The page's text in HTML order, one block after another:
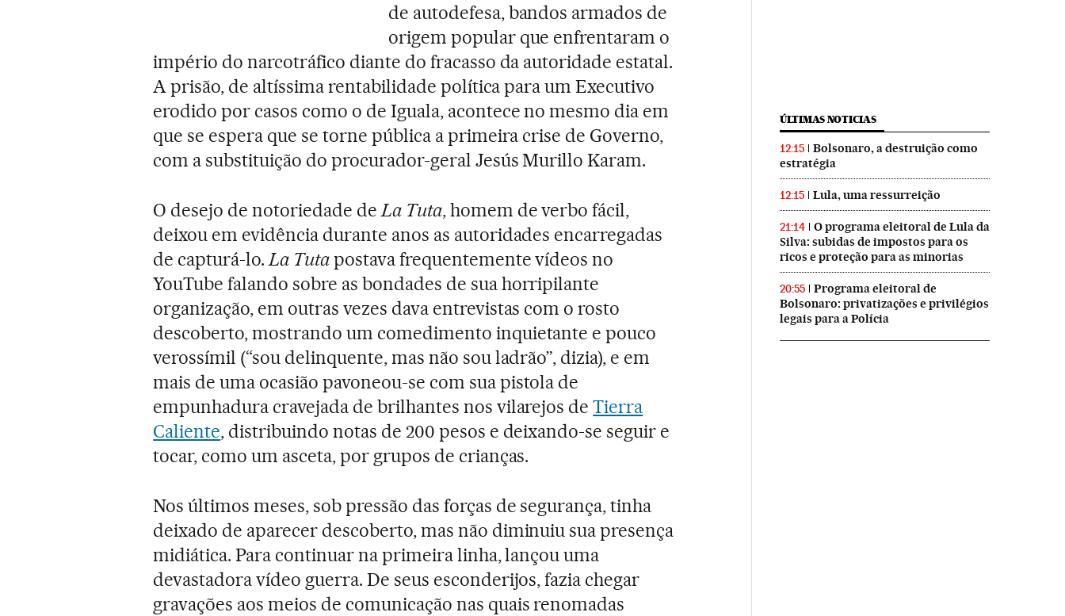
de autodefesa, bandos armados de
origem popular que enfrentaram o
império do narcotráfico diante do fracasso da autoridade estatal.
A prisão, de altíssima rentabilidade política para um Executivo
erodido por casos como o de Iguala, acontece no mesmo dia em
que se espera que se torne pública a primeira crise de Governo,
com a substituição do procurador-geral Jesús Murillo Karam.
O desejo de notoriedade deLa Tuta, homem de verbo fácil,
deixou em evidência durante anos as autoridades encarregadas
de capturá-lo.La Tutapostava frequentemente vídeos no
YouTube falando sobre as bondades de sua horripilante
organização, em outras vezes dava entrevistas com o rosto
descoberto, mostrando um comedimento inquietante e pouco
verossímil (“sou delinquente, mas não sou ladrão”, dizia), e em
mais de uma ocasião pavoneou-se com sua pistola de
empunhadura cravejada de brilhantes nos vilarejos deTierra
Caliente, distribuindo notas de 200 pesos e deixando-se seguir e
tocar, como um asceta, por grupos de crianças.
Nos últimos meses, sob pressão das forças de segurança, tinha
deixado de aparecer descoberto, mas não diminuiu sua presença
midiática. Para continuar na primeira linha, lançou uma
devastadora vídeo guerra. De seus esconderijos, fazia chegar
gravações aos meios de comunicação nas quais renomadas
ÚLTIMAS NOTICIAS
12:15
Bolsonaro, a destruição como
estratégia
12:15 Lula, uma ressurreição
21:14
O programa eleitoral de Lula da
Silva: subidas de impostos para os
ricos e proteção para as minorias
20:55
Programa eleitoral de
Bolsonaro: privatizações e privilégios
legais para a Polícia